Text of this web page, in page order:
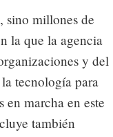
sino millones de
la que la agencia
y del
tecnología para
en marcha en este
también